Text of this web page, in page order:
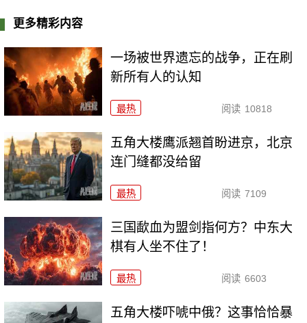
更多精彩内容
一场被世界遗忘的战争，正在刷
新所有人的认知
最热 阅读 10818
五角大楼鹰派翘首盼进京，北京
连门缝都没给留
最热 阅读 7109
三国歃血为盟剑指何方？中东大
棋有人坐不住了！
最热 阅读 6603
五角大楼吓唬中俄？这事恰恰暴